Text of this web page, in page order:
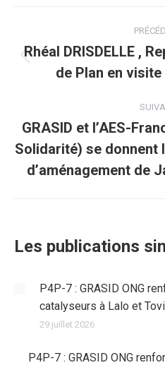
article
Rhéal DRISDELLE ,
de Plan en visite
GRASID et l’AES-
Solidarité) se donnent
d’aménagement de
Les publications
P4P-7 : GRASID ONG
catalyseurs à Lalo et
29 juillet 2026
P4P-7 : GRASID ONG